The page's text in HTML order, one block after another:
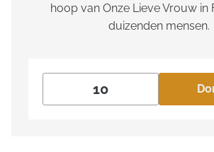
hoop van Onze Lieve Vrouw in
duizenden mensen.